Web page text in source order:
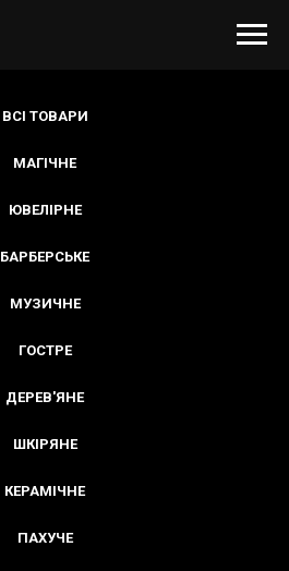
ВСІ ТОВАРИ
МАГІЧНЕ
ЮВЕЛІРНЕ
БАРБЕРСЬКЕ
МУЗИЧНЕ
ГОСТРЕ
ДЕРЕВ'ЯНЕ
ШКІРЯНЕ
КЕРАМІЧНЕ
ПАХУЧЕ